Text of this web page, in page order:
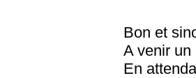
Bon et
A venir
En